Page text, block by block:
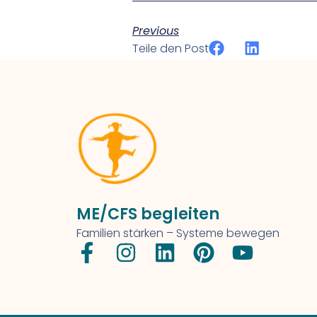
Previous
Teile den Post
ME/CFS begleiten
Familien stärken – Systeme bewegen